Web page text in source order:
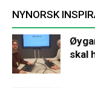
NYNORSK
skal